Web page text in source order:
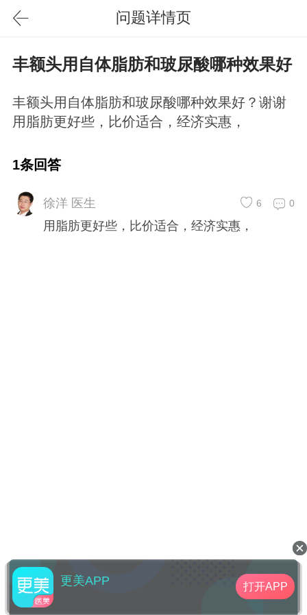
问题详情页
丰额头用自体脂肪和玻尿酸哪种效果好
丰额头用自体脂肪和玻尿酸哪种效果好？谢谢
用脂肪更好些，比价适合，经济实惠，
1条回答
徐洋 医生 0
6
用脂肪更好些，比价适合，经济实惠，
更美APP 打开APP